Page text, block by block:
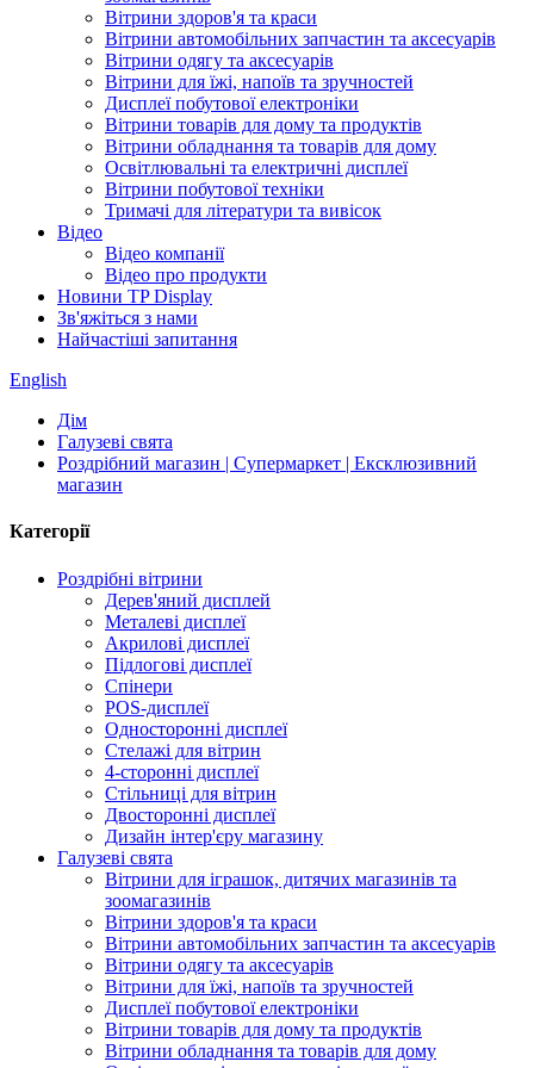
Вітрини здоров'я та краси
Вітрини автомобільних запчастин та аксесуарів
Вітрини одягу та аксесуарів
Вітрини для їжі, напоїв та зручностей
Дисплеї побутової електроніки
Вітрини товарів для дому та продуктів
Вітрини обладнання та товарів для дому
Освітлювальні та електричні дисплеї
Вітрини побутової техніки
Тримачі для літератури та вивісок
Відео
Відео компанії
Відео про продукти
Новини TP Display
Зв'яжіться з нами
Найчастіші запитання
English
Дім
Галузеві свята
Роздрібний магазин | Супермаркет | Ексклюзивний
магазин
Категорії
Роздрібні вітрини
Дерев'яний дисплей
Металеві дисплеї
Акрилові дисплеї
Підлогові дисплеї
Спінери
POS-дисплеї
Односторонні дисплеї
Стелажі для вітрин
4-сторонні дисплеї
Стільниці для вітрин
Двосторонні дисплеї
Дизайн інтер'єру магазину
Галузеві свята
Вітрини для іграшок, дитячих магазинів та
зоомагазинів
Вітрини здоров'я та краси
Вітрини автомобільних запчастин та аксесуарів
Вітрини одягу та аксесуарів
Вітрини для їжі, напоїв та зручностей
Дисплеї побутової електроніки
Вітрини товарів для дому та продуктів
Вітрини обладнання та товарів для дому